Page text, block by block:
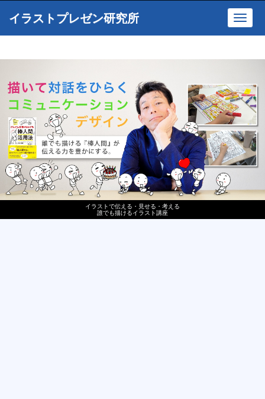
イラストで伝える・見せる・考える
誰でも描けるイラスト講座
イラストプレゼン研究所